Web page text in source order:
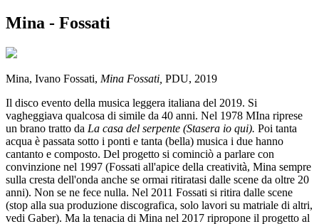
Mina - Fossati
Mina, Ivano Fossati, Mina Fossati, PDU, 2019
Il disco evento della musica leggera italiana del 2019. Si
vagheggiava qualcosa di simile da 40 anni. Nel 1978 MIna riprese
un brano tratto da La casa del serpente (Stasera io qui). Poi tanta
acqua è passata sotto i ponti e tanta (bella) musica i due hanno
cantanto e composto. Del progetto si cominciò a parlare con
convinzione nel 1997 (Fossati all'apice della creatività, Mina sempre
sulla cresta dell'onda anche se ormai ritiratasi dalle scene da oltre 20
anni). Non se ne fece nulla. Nel 2011 Fossati si ritira dalle scene
(stop alla sua produzione discografica, solo lavori su matriale di altri,
vedi Gaber). Ma la tenacia di Mina nel 2017 ripropone il progetto al